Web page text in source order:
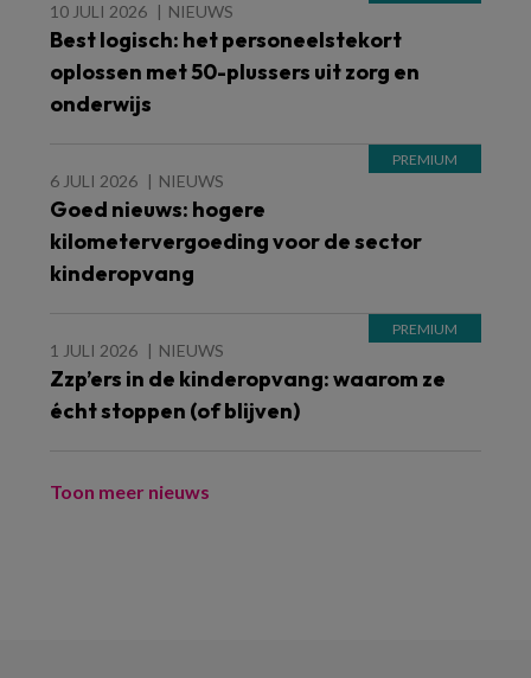
10 JULI 2026 NIEUWS
Best logisch: het personeelstekort
oplossen met 50-plussers uit zorg en
onderwijs
6 JULI 2026 NIEUWS
Goed nieuws: hogere
kilometervergoeding voor de sector
kinderopvang
1 JULI 2026 NIEUWS
Zzp’ers in de kinderopvang: waarom ze
écht stoppen (of blijven)
Toon meer nieuws